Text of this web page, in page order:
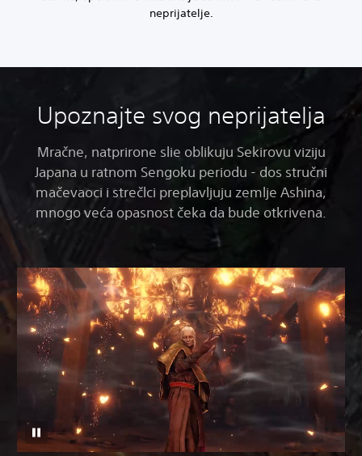
neprijatelje.
Upoznajte svog neprijatelja
Mračne, natprirone slie oblikuju Sekirovu viziju
Japana u ratnom Sengoku periodu - dos stručni
mačevaoci i strečlci preplavljuju zemlje Ashina,
mnogo veća opasnost čeka da bude otkrivena.